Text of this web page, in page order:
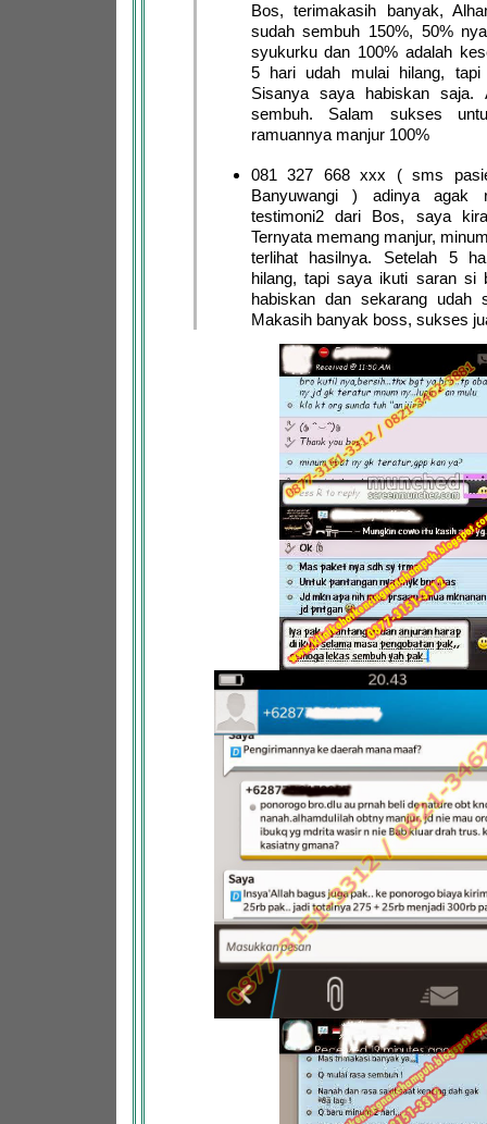
Bos, terimakasih banyak,
sudah sembuh 150%, 50%
syukurku dan 100% adalah
5 hari udah mulai hilang, tapi
Sisanya saya habiskan saja.
sembuh. Salam sukses
ramuannya manjur 100%
081 327 668 xxx ( sms
Banyuwangi ) adinya agak
testimoni2 dari Bos, saya
Ternyata memang manjur,
terlihat hasilnya. Setelah 5
hilang, tapi saya ikuti saran si
habiskan dan sekarang udah
Makasih banyak boss, sukses